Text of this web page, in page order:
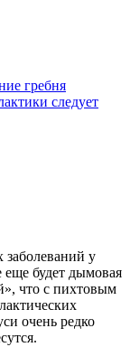
гребня
следует
у
будет дымовая
что с пихтовым
очень редко